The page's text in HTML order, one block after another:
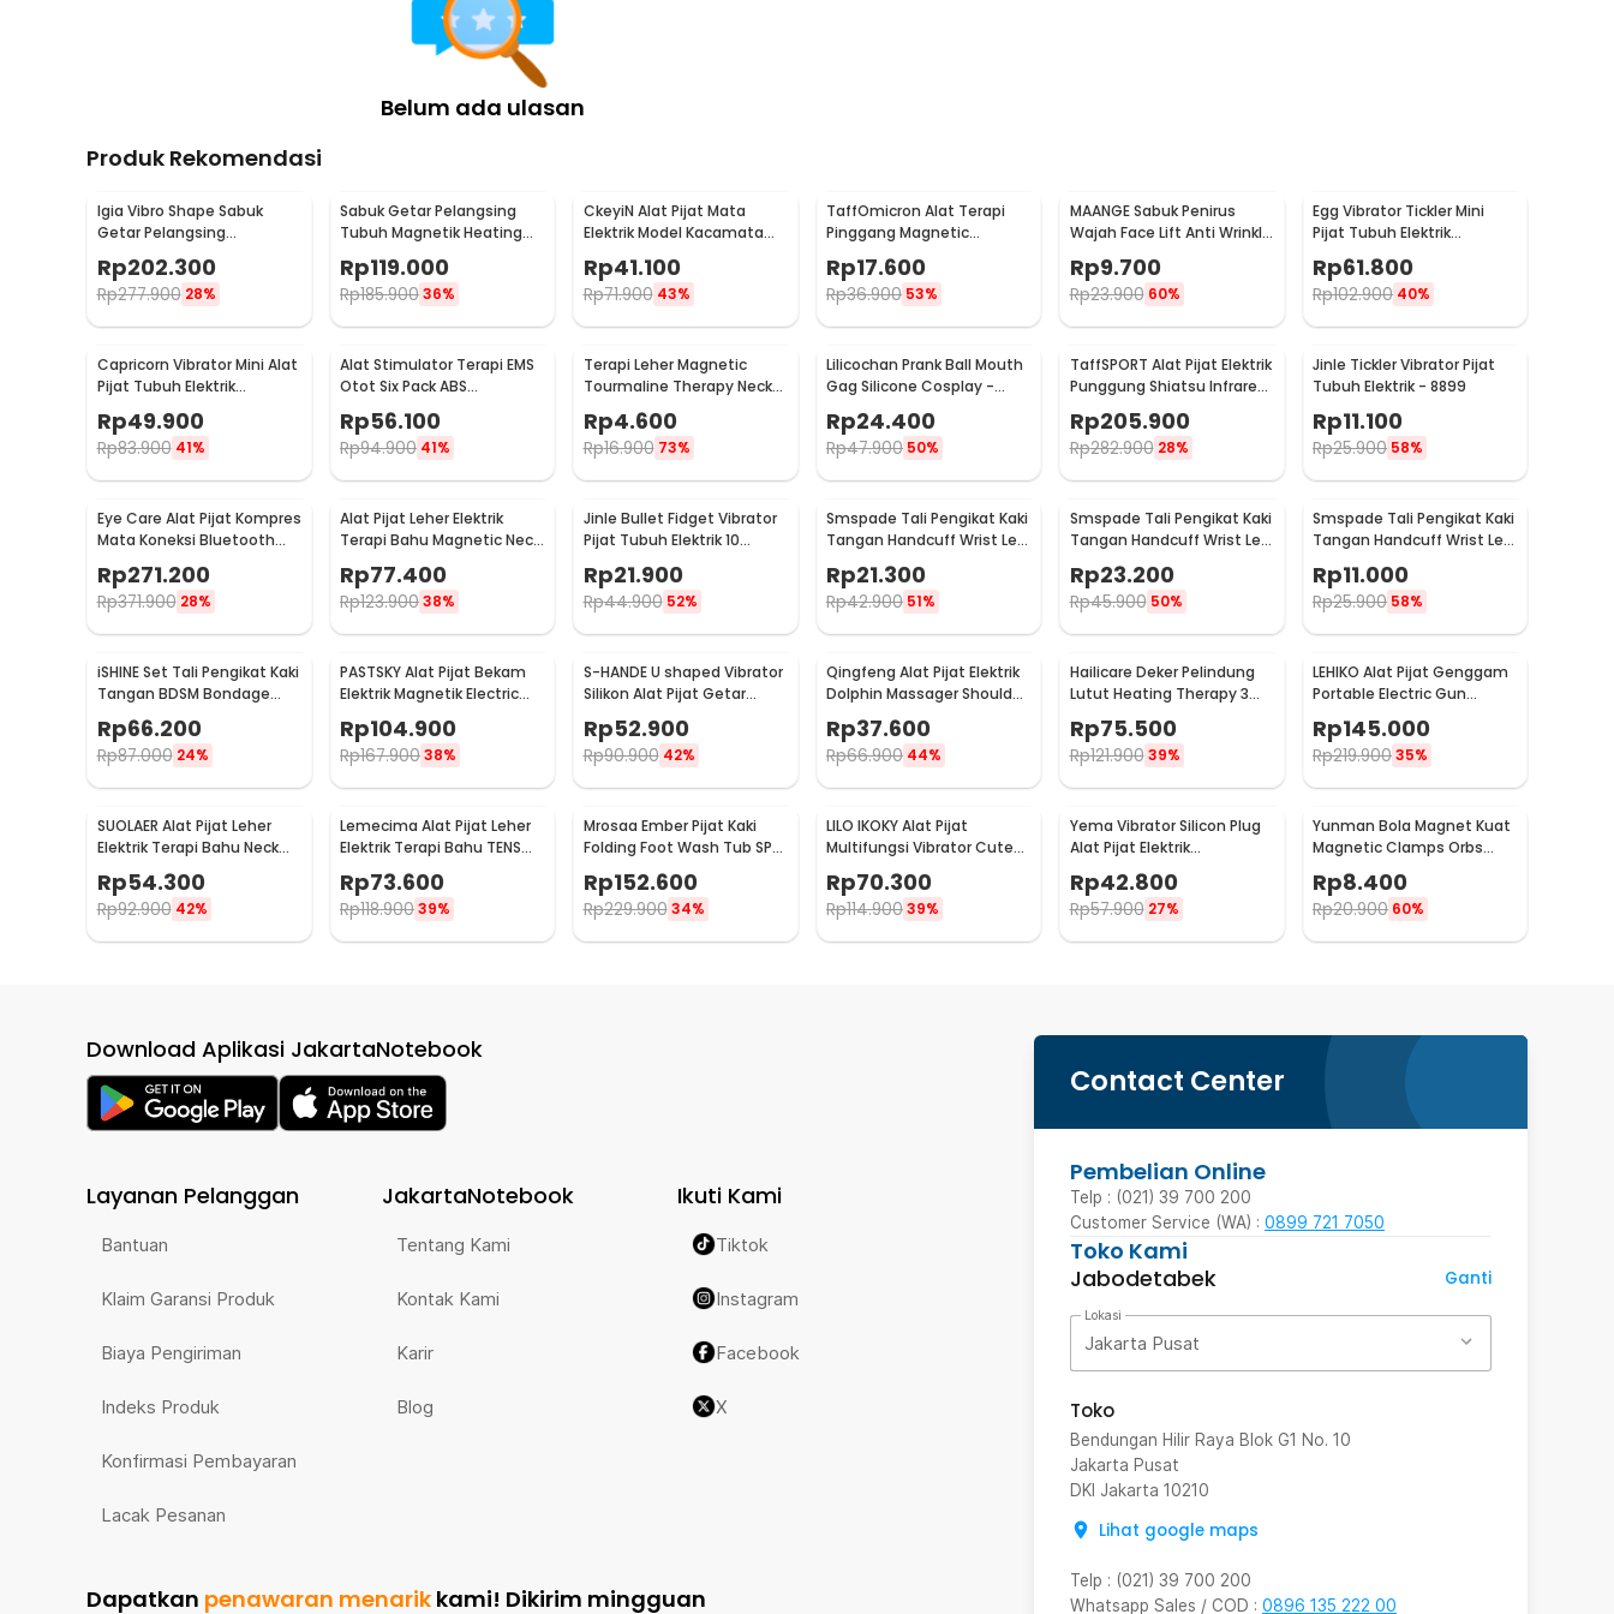
Belum ada ulasan
Produk Rekomendasi
Igia Vibro Shape Sabuk
Getar Pelangsing
Professional Slimming 55W
- MC0138
Rp202.300
Rp277.900 28%
Sabuk Getar Pelangsing
Tubuh Magnetik Heating
X5
Rp119.000
Rp185.90036%
CkeyiN Alat Pijat Mata
Elektrik Model Kacamata
Rp41.100
Rp71.900 43%
TaffOmicron Alat Terapi
Pinggang Magnetic
Tourmaline Nylon Size L
Rp17.600
Rp36.900 53%
MAANGE Sabuk Penirus
Wajah Face Lift Anti Wrinkle
Rp9.700
Rp23.900 60%
Egg Vibrator Tickler Mini
Pijat Tubuh Elektrik
Multifungsi with Remote -
11829
Rp61.800
Rp102.900 40%
Capricorn Vibrator Mini Alat
Pijat Tubuh Elektrik
Rp49.900
Rp83.900 41%
Alat Stimulator Terapi EMS
Otot Six Pack ABS
Abdominal Muscle - 068R2
Rp56.100
Rp94.900 41%
Terapi Leher Magnetic
Tourmaline Therapy Neck
Massager - DA-3484
Rp4.600
Rp16.900 73%
Lilicochan Prank Ball Mouth
Gag Silicone Cosplay -
Rp24.400
Rp47.900 50%
TaffSPORT Alat Pijat Elektrik
Punggung Shiatsu Infrared
Rp205.900
Rp282.900 28%
Jinle Tickler Vibrator Pijat
Tubuh Elektrik - 8899
Rp11.100
Rp25.900 58%
Eye Care Alat Pijat Kompres
Mata Koneksi Bluetooth
Rp271.200
Rp371.900 28%
Alat Pijat Leher Elektrik
Terapi Bahu Magnetic Neck
Rp77.400
Rp123.90038%
Jinle Bullet Fidget Vibrator
Pijat Tubuh Elektrik 10
Rp21.900
Rp44.900 52%
Smspade Tali Pengikat Kaki
Tangan Handcuff Wrist Leg
BDSM - PCT4
Rp21.300
Rp42.900 51%
Smspade Tali Pengikat Kaki
Tangan Handcuff Wrist Leg
BDSM - 00632
Rp23.200
Rp45.900 50%
Smspade Tali Pengikat Kaki
Tangan Handcuff Wrist Leg
Rp11.000
Rp25.900 58%
iSHINE Set Tali Pengikat Kaki
Tangan BDSM Bondage
Sets Rope - BD15
Rp66.200
Rp87.000 24%
PASTSKY Alat Pijat Bekam
Elektrik Magnetik Electric
Rp104.900
Rp167.90038%
S-HANDE U shaped Vibrator
Silikon Alat Pijat Getar
Rp52.900
Rp90.900 42%
Qingfeng Alat Pijat Elektrik
Dolphin Massager Shoulder
Vibration USB - HK668
Rp37.600
Rp66.900 44%
Hailicare Deker Pelindung
Lutut Heating Therapy 3
Rp75.500
Rp121.900 39%
LEHIKO Alat Pijat Genggam
Portable Electric Gun
KH-320
Rp145.000
Rp219.90035%
SUOLAER Alat Pijat Leher
Elektrik Terapi Bahu Neck
Massager - KS-996-1D
Rp54.300
Rp92.900 42%
Lemecima Alat Pijat Leher
Elektrik Terapi Bahu TENS
Neck Massager - JT-808
Rp73.600
Rp118.90039%
Mrosaa Ember Pijat Kaki
Folding Foot Wash Tub SPA
Sauna Massage Bucket -
7981
Rp152.600
Rp229.900 34%
LILO IKOKY Alat Pijat
Multifungsi Vibrator Cute
Pig Electric - HL-1907
Rp70.300
Rp114.90039%
Yema Vibrator Silicon Plug
Alat Pijat Elektrik
Multifungsi - A1582
Rp42.800
Rp57.900 27%
Yunman Bola Magnet Kuat
Magnetic Clamps Orbs
Multifungsi 1cm 2 PCS -
BD05
Rp8.400
Rp20.900 60%
Contact Center
Pembelian Online
Telp : (021) 39 700 200
Customer Service (WA) : 0899 721 7050
Toko Kami
Jabodetabek
Ganti
Lokasi
Jakarta Pusat
Toko
Bendungan Hilir Raya Blok G1 No. 10
Jakarta Pusat
DKI Jakarta 10210
Lihat google maps
Telp : (021) 39 700 200
Whatsapp Sales / COD : 0896 135 222 00
Download Aplikasi JakartaNotebook
Layanan Pelanggan
Bantuan
Klaim Garansi Produk
Biaya Pengiriman
Indeks Produk
Konfirmasi Pembayaran
Lacak Pesanan
JakartaNotebook
Tentang Kami
Kontak Kami
Karir
Blog
Ikuti Kami
Tiktok
Instagram
Facebook
X
Dapatkan penawaran menarik kami! Dikirim mingguan